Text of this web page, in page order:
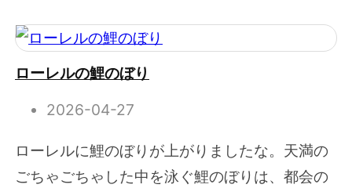
ローレルの鯉のぼり
2026-04-27
ローレルに鯉のぼりが上がりましたな。天満の
ごちゃごちゃした中を泳ぐ鯉のぼりは、都会の